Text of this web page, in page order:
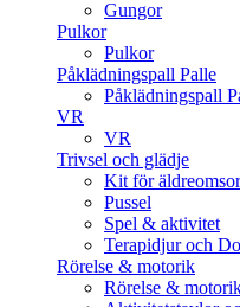
Gungor
Pulkor
Pulkor
Påklädningspall Palle
Påklädningspall
VR
VR
Trivsel och glädje
Kit för
Pussel
Spel & aktivitet
Terapidjur och
Rörelse & motorik
Rörelse &